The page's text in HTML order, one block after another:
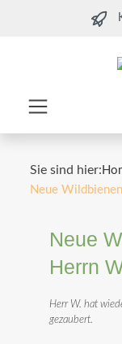
Sie sind hier:
Neue
Neue
Herrn
Herr W. hat
gezaubert.